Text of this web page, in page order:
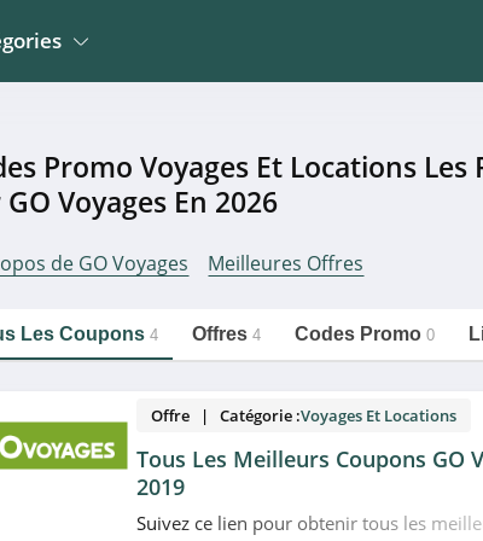
Suisse
Mobiliers
Electroménager
Montres, Bijoux Et
Et Occasions Développement Photos
Promo Voyages Et Locations Les
Voyages En 2026
de GO Voyages Meilleures Offres
Les Coupons 4 Offres 4 Codes Promo 0
Offre | Catégorie :Voyages Et Locations
Tous Les Meilleurs Coupons GO
2019
Suivez ce lien pour obtenir tous les